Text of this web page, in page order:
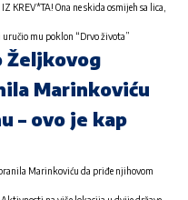
KREV*TA! Ona ne skida osmijeh sa lica,
uručio mu poklon “Drvo života”
Željkovog
Marinkoviću
– ovo je kap
Marinkoviću da priđe njihovom